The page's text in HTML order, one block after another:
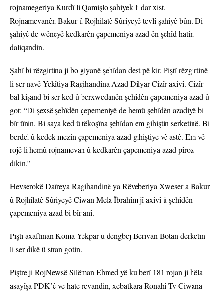
rojnamegeriya Kurdî li Qamişlo şahiyek li dar xist.
Rojnamevanên Bakur û Rojhilatê Sûriyeyê tevlî şahiyê bûn. Di
şahiyê de wêneyê kedkarên çapemeniya azad ên şehîd hatin
daliqandin.
Şahî bi rêzgirtina ji bo giyanê şehîdan dest pê kir. Piştî rêzgirtinê
li ser navê Yekîtiya Ragihandina Azad Dilyar Cizîr axivî. Cizîr
bal kişand bi ser ked û berxwedanên şehîdên çapemeniya azad û
got: “Di şexsê şehîdên çepemeniyê de hemû şehîdên azadiyê bi
bîr tînin. Bi saya ked û têkoşîna şehîdan em gihiştin serketinê. Bi
berdel û kedek mezin çapemeniya azad gihiştiye vê astê. Em vê
rojê li hemû rojnamevan û kedkarên çapemeniya azad pîroz
dikin.”
Hevserokê Daîreya Ragihandinê ya Rêveberiya Xweser a Bakur
û Rojhilatê Sûriyeyê Ciwan Mela Îbrahîm jî axivî û şehîdên
çapemeniya azad bi bîr anî.
Piştî axaftinan Koma Yekpar û dengbêj Bêrîvan Botan derketin
li ser dikê û stran gotin.
Piştre ji RojNewsê Silêman Ehmed yê ku berî 181 rojan ji hêla
asayîşa PDK’ê ve hate revandin, xebatkara Ronahî Tv Ciwana